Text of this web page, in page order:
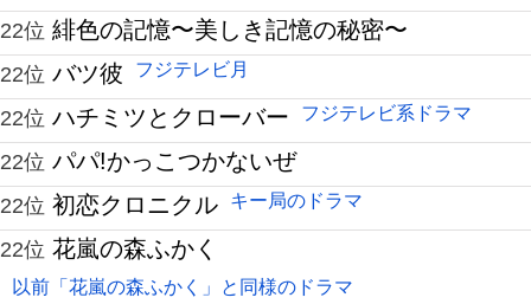
22位 緋色の記憶〜美しき記憶の秘密〜
22位 バツ彼 フジテレビ月
22位 ハチミツとクローバー フジテレビ系ドラマ
22位 パパ!かっこつかないぜ
22位 初恋クロニクル キー局のドラマ
22位 花嵐の森ふかく
以前「花嵐の森ふかく」と同様のドラマ